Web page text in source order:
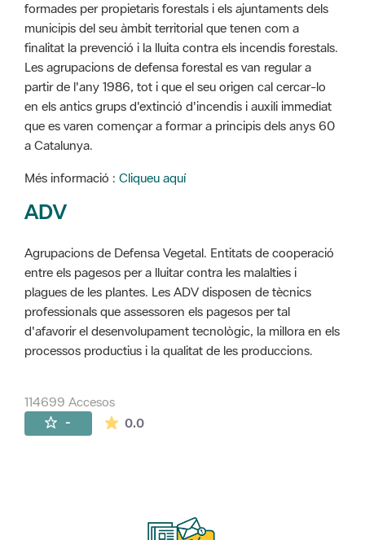
formades per propietaris forestals i els ajuntaments dels
municipis del seu àmbit territorial que tenen com a
finalitat la prevenció i la lluita contra els incendis forestals.
Les agrupacions de defensa forestal es van regular a
partir de l'any 1986, tot i que el seu origen cal cercar-lo
en els antics grups d'extinció d'incendis i auxili immediat
que es varen començar a formar a principis dels anys 60
a Catalunya.
Més informació : Cliqueu aquí
ADV
Agrupacions de Defensa Vegetal. Entitats de cooperació
entre els pagesos per a lluitar contra les malalties i
plagues de les plantes. Les ADV disposen de tècnics
professionals que assessoren els pagesos per tal
d'afavorir el desenvolupament tecnològic, la millora en els
processos productius i la qualitat de les produccions.
114699 Accesos
- 0.0La valoración media es de 0 estrellas de